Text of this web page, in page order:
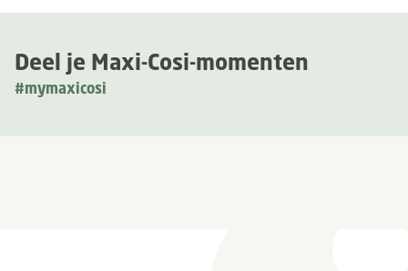
Deel je Maxi-Cosi-momenten
#mymaxicosi